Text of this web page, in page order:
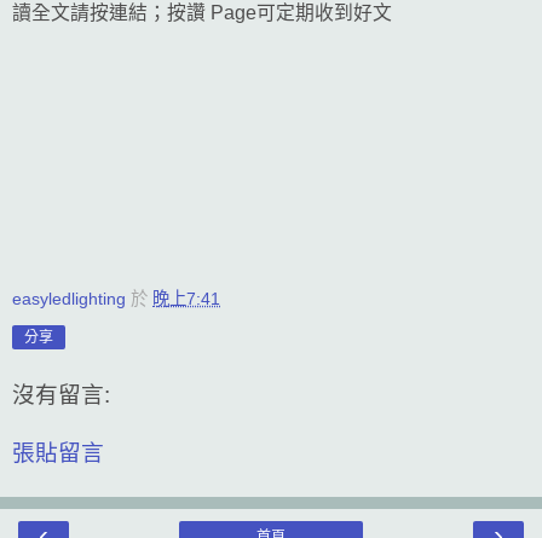
讀全文請按連結；按讚 Page可定期收到好文
easyledlighting 於 晚上7:41
分享
沒有留言:
張貼留言